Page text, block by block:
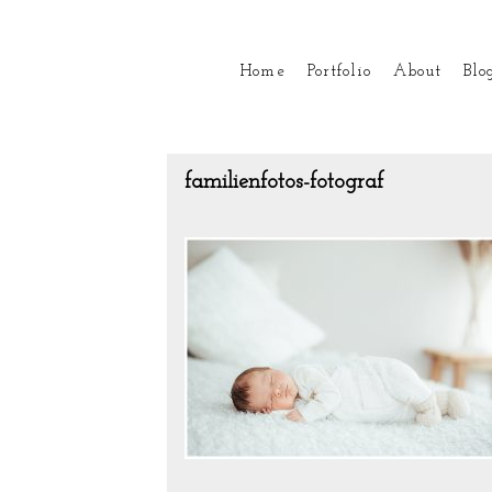
Home Portfolio About
familienfotos-fotograf